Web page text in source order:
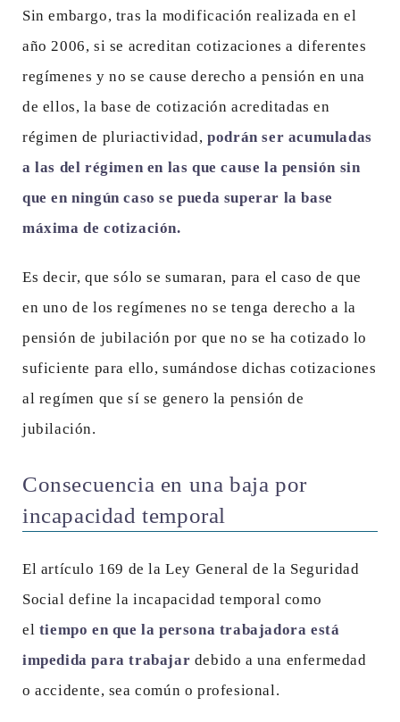
Sin embargo, tras la modificación realizada en el
año 2006, si se acreditan cotizaciones a diferentes
regímenes y no se cause derecho a pensión en una
de ellos, la base de cotización acreditadas en
régimen de pluriactividad,podrán ser acumuladas
a las del régimen en las que cause la pensión sin
que en ningún caso se pueda superar la base
máxima de cotización.
Es decir, que sólo se sumaran, para el caso de que
en uno de los regímenes no se tenga derecho a la
pensión de jubilación por que no se ha cotizado lo
suficiente para ello, sumándose dichas cotizaciones
al regímen que sí se genero la pensión de
jubilación.
Consecuencia en una baja por
incapacidad temporal
El artículo 169 de la Ley General de la Seguridad
Social define la incapacidad temporal como
el tiempo en que la persona trabajadora está
impedida para trabajar debido a una enfermedad
o accidente, sea común o profesional.